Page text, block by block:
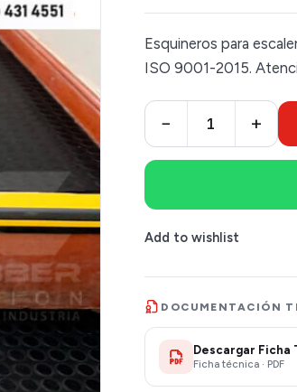
Esquineros para
ISO 9001-2015.
− +
Add to wishlist
DOCUMENTACIÓN
Descargar Ficha
Ficha técnica · PDF